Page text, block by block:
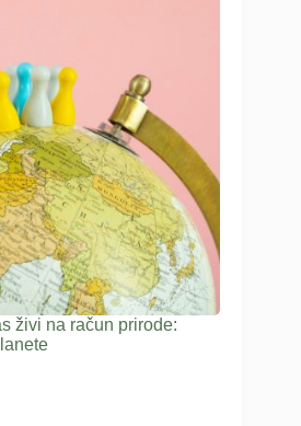
živi na račun prirode: